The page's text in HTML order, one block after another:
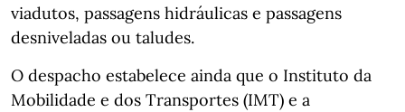
viadutos, passagens hidráulicas e passagens
desniveladas ou taludes.
O despacho estabelece ainda que o Instituto da
Mobilidade e dos Transportes (IMT) e a